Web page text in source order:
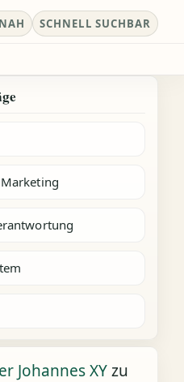
SCHNELL SUCHBAR
Johannes XYzu